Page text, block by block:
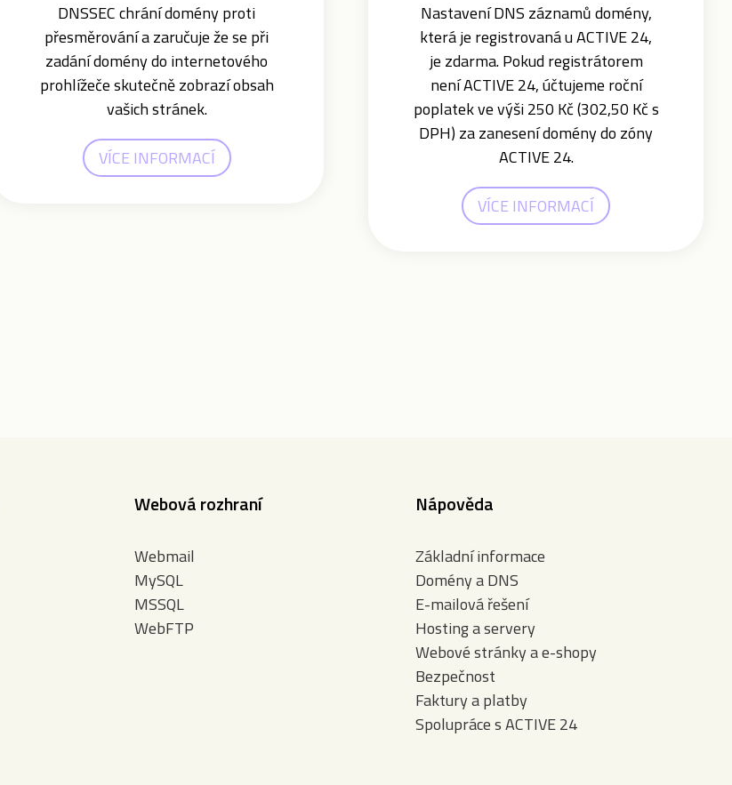
DNSSEC chrání domény proti
přesměrování a zaručuje že se při
zadání domény do internetového
prohlížeče skutečně zobrazí obsah
vašich stránek.
VÍCE INFORMACÍ
Nastavení DNS záznamů domény,
která je registrovaná u ACTIVE 24,
je zdarma. Pokud registrátorem
není ACTIVE 24, účtujeme roční
poplatek ve výši 250 Kč (302,50 Kč s
DPH) za zanesení domény do zóny
ACTIVE 24.
VÍCE INFORMACÍ
Webová rozhraní
Webmail
MySQL
MSSQL
WebFTP
Nápověda
Základní informace
Domény a DNS
E-mailová řešení
Hosting a servery
Webové stránky a e-shopy
Bezpečnost
Faktury a platby
Spolupráce s ACTIVE 24